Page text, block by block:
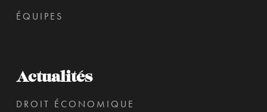
ÉQUIPES
Actualités
DROIT ÉCONOMIQUE